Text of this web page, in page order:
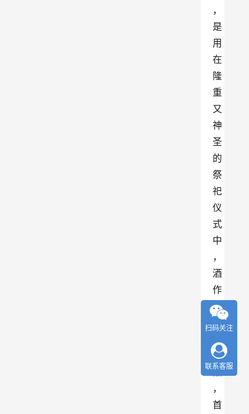
，
是
用
在
隆
重
又
神
圣
的
祭
祀
仪
式
中
，
酒
作
为
主
供
品
，
首
扫码关注
联系客服